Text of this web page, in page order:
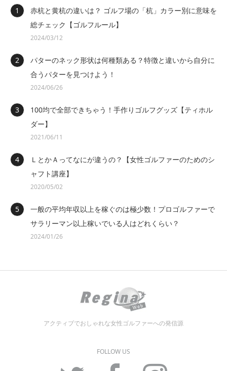
赤杭と黄杭の違いは？ ゴルフ場の「杭」カラー別に意味を
総チェック【ゴルフルール】
2024/03/12
パターのネック形状は何種類ある？特徴と違いから自分に
合うパターを見つけよう！
2024/06/26
100均で全部できちゃう！手作りゴルフグッズ【ティホル
ダー】
2021/06/11
ＬとかＡってなにが違うの？【女性ゴルファーのためのシ
ャフト講座】
2020/05/02
一般の平均年収以上を稼ぐのは極少数！プロゴルファーで
サラリーマン以上稼いでいる人はどれくらい？
2024/01/26
アクティブでおしゃれな女性ゴルファーへの発信源
FOLLOW US